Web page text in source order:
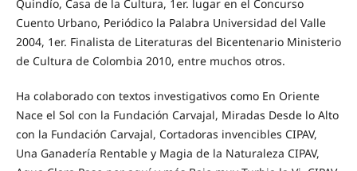
Quindío, Casa de la Cultura, 1er. lugar en el Concurso
Cuento Urbano, Periódico la Palabra Universidad del Valle
2004, 1er. Finalista de Literaturas del Bicentenario Ministerio
de Cultura de Colombia 2010, entre muchos otros.
Ha colaborado con textos investigativos como En Oriente
Nace el Sol con la Fundación Carvajal, Miradas Desde lo Alto
con la Fundación Carvajal, Cortadoras invencibles CIPAV,
Una Ganadería Rentable y Magia de la Naturaleza CIPAV,